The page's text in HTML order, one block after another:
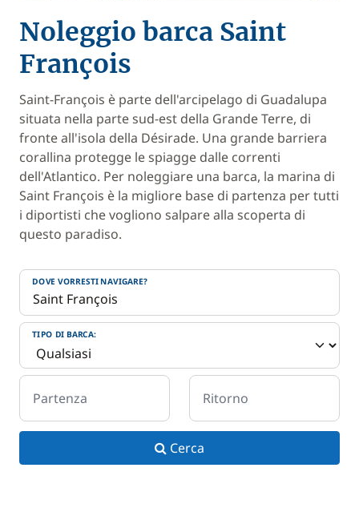
Noleggio barca Saint
François
Saint-François è parte dell'arcipelago di Guadalupa
situata nella parte sud-est della Grande Terre, di
fronte all'isola della Désirade. Una grande barriera
corallina protegge le spiagge dalle correnti
dell'Atlantico. Per noleggiare una barca, la marina di
Saint François è la migliore base di partenza per tutti
i diportisti che vogliono salpare alla scoperta di
questo paradiso.
DOVE VORRESTI NAVIGARE?
TIPO DI BARCA:
Partenza Ritorno
Cerca